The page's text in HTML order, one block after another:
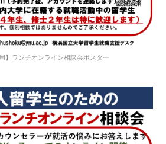
】ランチオンライン相談会ポスター